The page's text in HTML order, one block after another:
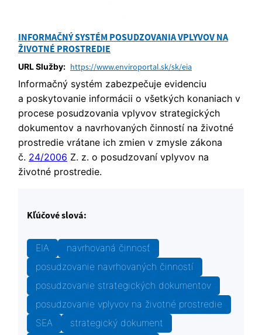
INFORMAČNÝ SYSTÉM POSUDZOVANIA VPLYVOV NA
ŽIVOTNÉ PROSTREDIE
URL Služby: https://www.enviroportal.sk/sk/eia
Informačný systém zabezpečuje evidenciu
a poskytovanie informácii o všetkých konaniach v
procese posudzovania vplyvov strategických
dokumentov a navrhovaných činností na životné
prostredie vrátane ich zmien v zmysle zákona
č. 24/2006 Z. z. o posudzovaní vplyvov na
životné prostredie.
Kľúčové slová:
EIA
navrhovaná činnosť
posudzovanie navrhovaných činností
posudzovanie strategických dokumentov
posudzovanie vplyvov na životné prostredie
SEA
strategický dokument